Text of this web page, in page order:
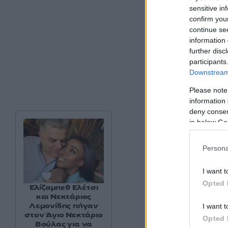
sensitive
confirm
continue
information
further
Please
information
deny
in below
I want
Opted
I want
Opted
Ελίζαμπεθ Ελέτσι
και Νεκτάριος
Λεμονίδης πήγαν
στον Άγιο Νεκτάριο
Βούλας για να